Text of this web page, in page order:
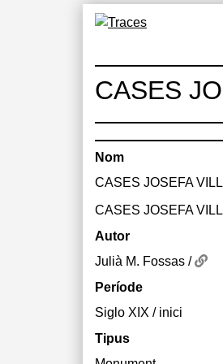
Skip
CASES
Nom
CASES JOSEFA
CASES JOSEFA
Autor
Julià M. Fossas /
Període
Siglo XIX / inici
Tipus